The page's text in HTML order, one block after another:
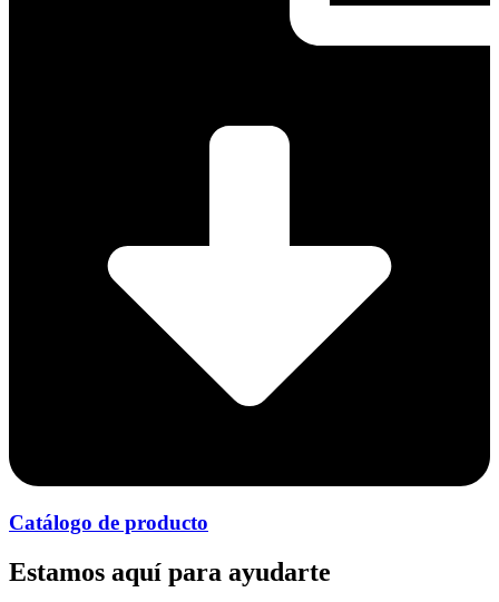
Catálogo de producto
Estamos aquí para ayudarte